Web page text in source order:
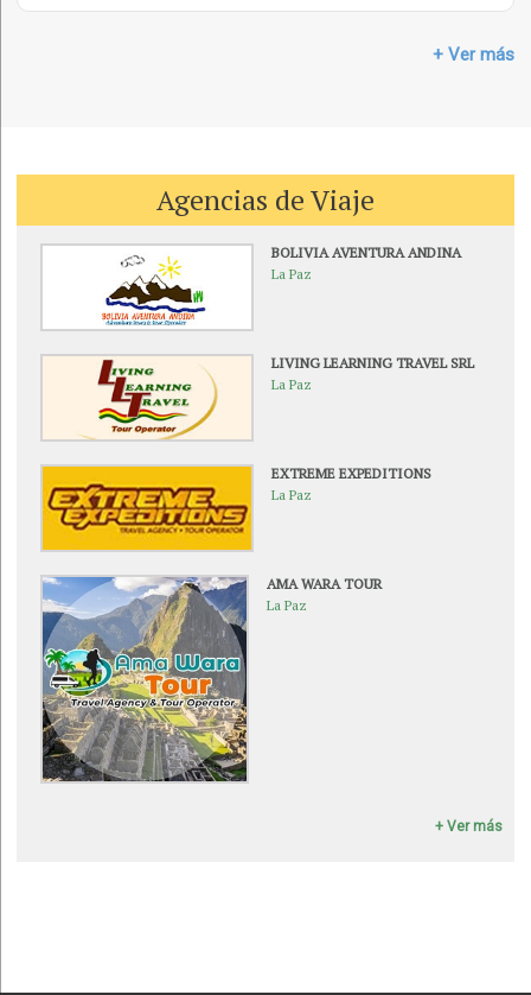
+ Ver más
Agencias de Viaje
BOLIVIA AVENTURA ANDINA
La Paz
LIVING LEARNING TRAVEL SRL
La Paz
EXTREME EXPEDITIONS
La Paz
AMA WARA TOUR
La Paz
+ Ver más